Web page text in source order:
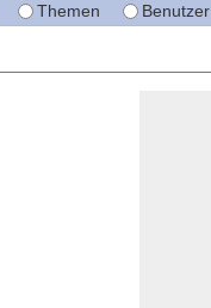
Themen Benutzer